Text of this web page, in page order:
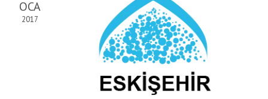
OCA
2017